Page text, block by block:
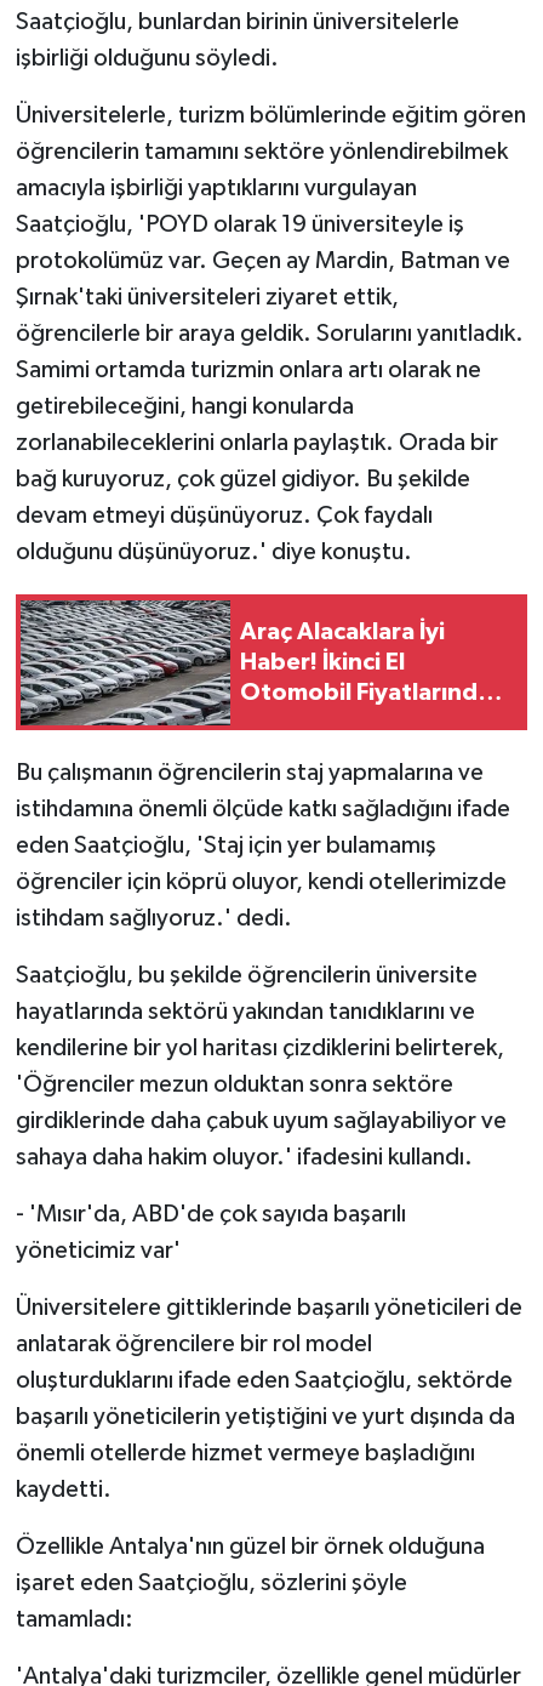
Saatçioğlu, bunlardan birinin üniversitelerle
işbirliği olduğunu söyledi.
Üniversitelerle, turizm bölümlerinde eğitim gören
öğrencilerin tamamını sektöre yönlendirebilmek
amacıyla işbirliği yaptıklarını vurgulayan
Saatçioğlu, 'POYD olarak 19 üniversiteyle iş
protokolümüz var. Geçen ay Mardin, Batman ve
Şırnak'taki üniversiteleri ziyaret ettik,
öğrencilerle bir araya geldik. Sorularını yanıtladık.
Samimi ortamda turizmin onlara artı olarak ne
getirebileceğini, hangi konularda
zorlanabileceklerini onlarla paylaştık. Orada bir
bağ kuruyoruz, çok güzel gidiyor. Bu şekilde
devam etmeyi düşünüyoruz. Çok faydalı
olduğunu düşünüyoruz.' diye konuştu.
Araç Alacaklara İyi
Haber! İkinci El
Otomobil Fiyatlarındaki
Bu çalışmanın öğrencilerin staj yapmalarına ve
istihdamına önemli ölçüde katkı sağladığını ifade
eden Saatçioğlu, 'Staj için yer bulamamış
öğrenciler için köprü oluyor, kendi otellerimizde
istihdam sağlıyoruz.' dedi.
Saatçioğlu, bu şekilde öğrencilerin üniversite
hayatlarında sektörü yakından tanıdıklarını ve
kendilerine bir yol haritası çizdiklerini belirterek,
'Öğrenciler mezun olduktan sonra sektöre
girdiklerinde daha çabuk uyum sağlayabiliyor ve
sahaya daha hakim oluyor.' ifadesini kullandı.
- 'Mısır'da, ABD'de çok sayıda başarılı
yöneticimiz var'
Üniversitelere gittiklerinde başarılı yöneticileri de
anlatarak öğrencilere bir rol model
oluşturduklarını ifade eden Saatçioğlu, sektörde
başarılı yöneticilerin yetiştiğini ve yurt dışında da
önemli otellerde hizmet vermeye başladığını
kaydetti.
Özellikle Antalya'nın güzel bir örnek olduğuna
işaret eden Saatçioğlu, sözlerini şöyle
tamamladı:
'Antalya'daki turizmciler, özellikle genel müdürler